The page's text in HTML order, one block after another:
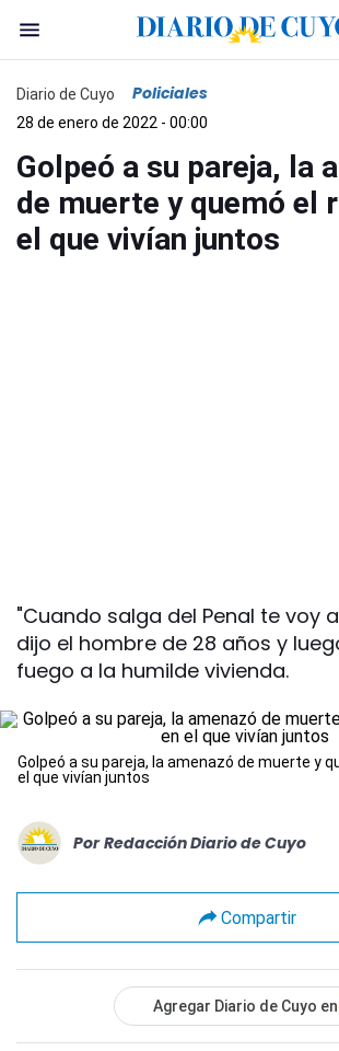
Diario de Cuyo Policiales
28 de enero de 2022 - 00:00
Golpeó a su pareja, la
de muerte y quemó el
el que vivían juntos
"Cuando salga del Penal te voy
dijo el hombre de 28 años y
fuego a la humilde vivienda.
Golpeó a su pareja, la amenazó de muerte y
el que vivían juntos
Por Redacción Diario de Cuyo
Compartir
Agregar Diario de Cuyo en